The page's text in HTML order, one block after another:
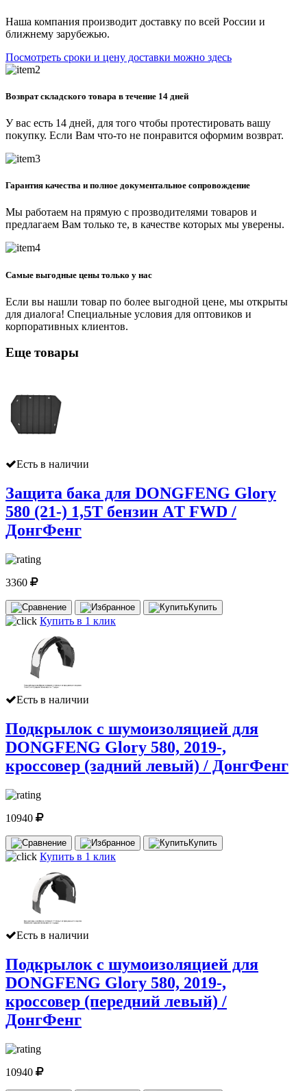
Наша компания производит доставку по всей России и
ближнему зарубежью.
Посмотреть сроки и цену доставки можно здесь
Возврат складского товара в течение 14 дней
У вас есть 14 дней, для того чтобы протестировать вашу
покупку. Если Вам что-то не понравится оформим возврат.
Гарантия качества и полное документальное сопровождение
Мы работаем на прямую с прозводителями товаров и
предлагаем Вам только те, в качестве которых мы уверены.
Самые выгодные цены только у нас
Если вы нашли товар по более выгодной цене, мы открыты
для диалога! Специальные условия для оптовиков и
корпоративных клиентов.
Еще товары
Есть в наличии
Защита бака для DONGFENG Glory
580 (21-) 1,5T бензин AТ FWD /
ДонгФенг
3360
Купить
Купить в 1 клик
Есть в наличии
Подкрылок с шумоизоляцией для
DONGFENG Glory 580, 2019-,
кроссовер (задний левый) / ДонгФенг
10940
Купить
Купить в 1 клик
Есть в наличии
Подкрылок с шумоизоляцией для
DONGFENG Glory 580, 2019-,
кроссовер (передний левый) /
ДонгФенг
10940